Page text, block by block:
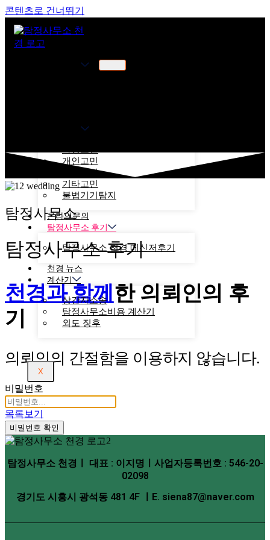
콘텐츠로 건너뛰기
개인고민
기업고민
기타고민
불법기기탐지
온라인문의
탐정사무소 후기
탐정사무소 천경 메신저후기
천경 뉴스
계산기
상간자소송
탐정사무소비용 계산기
외도 징후
X
탐정사무소
탐정사무소 후기
천경과 함께한 의뢰인의 후
기
의뢰인의 간절함을 이용하지 않습니다.
비밀번호
목록보기
비밀번호 확인
탐정사무소 천경ㅣ 대표 : 이지명ㅣ사업자등록번호 : 546-20-
02098
경기도 시흥시 광석동 481 4F ㅣE. siena87@naver.com